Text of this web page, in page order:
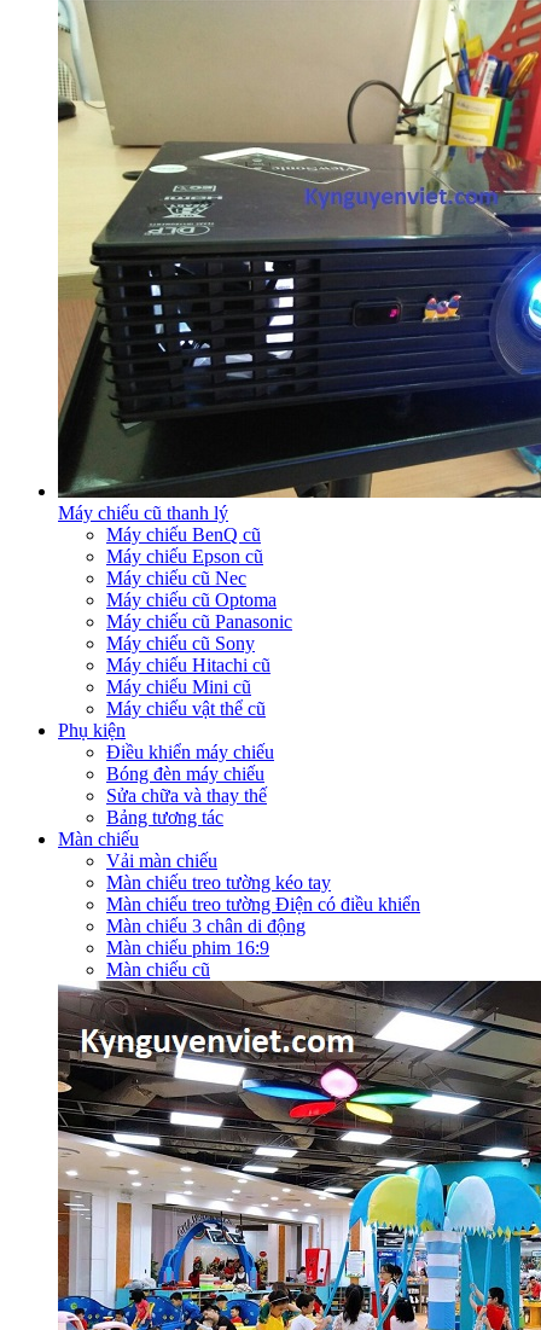
Máy chiếu cũ thanh lý
Máy chiếu BenQ cũ
Máy chiếu Epson cũ
Máy chiếu cũ Nec
Máy chiếu cũ Optoma
Máy chiếu cũ Panasonic
Máy chiếu cũ Sony
Máy chiếu Hitachi cũ
Máy chiếu Mini cũ
Máy chiếu vật thể cũ
Phụ kiện
Điều khiển máy chiếu
Bóng đèn máy chiếu
Sửa chữa và thay thế
Bảng tương tác
Màn chiếu
Vải màn chiếu
Màn chiếu treo tường kéo tay
Màn chiếu treo tường Điện có điều khiển
Màn chiếu 3 chân di động
Màn chiếu phim 16:9
Màn chiếu cũ